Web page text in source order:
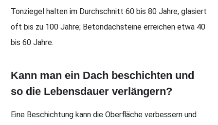
Tonziegel halten im Durchschnitt 60 bis 80 Jahre, glasiert
oft bis zu 100 Jahre; Betondachsteine erreichen etwa 40
bis 60 Jahre.
Kann man ein Dach beschichten und
so die Lebensdauer verlängern?
Eine Beschichtung kann die Oberfläche verbessern und